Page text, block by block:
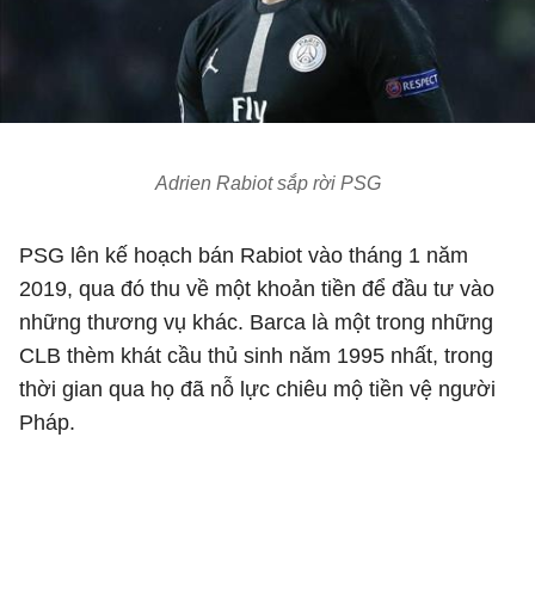
Adrien Rabiot sắp rời PSG
PSG lên kế hoạch bán Rabiot vào tháng 1 năm
2019, qua đó thu về một khoản tiền để đầu tư vào
những thương vụ khác. Barca là một trong những
CLB thèm khát cầu thủ sinh năm 1995 nhất, trong
thời gian qua họ đã nỗ lực chiêu mộ tiền vệ người
Pháp.